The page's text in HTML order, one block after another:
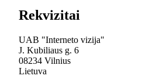
Rekvizitai
UAB "Interneto vizija"
J. Kubiliaus g. 6
08234 Vilnius
Lietuva